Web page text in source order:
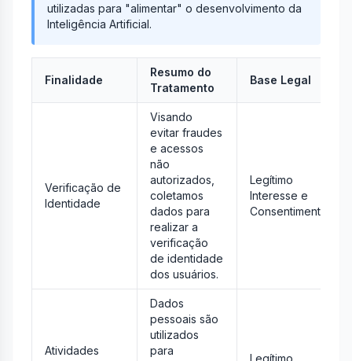
utilizadas para "alimentar" o desenvolvimento da
Inteligência Artificial.
Finalidade
Resumo do
Tratamento
Base Legal
Verificação de
Identidade
Visando
evitar fraudes
e acessos
não
autorizados,
coletamos
dados para
realizar a
verificação
de identidade
dos usuários.
Legítimo
Interesse e
Consentimento
Atividades
Dados
pessoais são
utilizados
para
Legítimo